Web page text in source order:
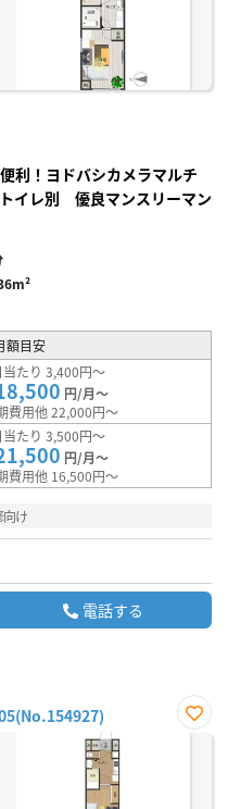
利！ヨドバシカメラマルチ
イレ別 優良マンスリーマン
額目安
当たり 3,400円～
円/月～
費用他 22,000円～
当たり 3,500円～
円/月～
費用他 16,500円～
け
電話する
お気